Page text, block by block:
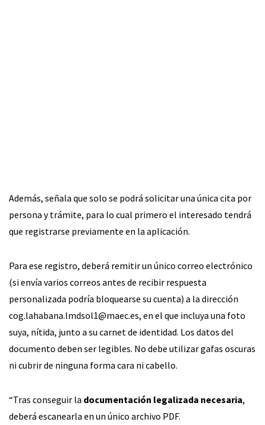
Además, señala que solo se podrá solicitar una única cita por
persona y trámite, para lo cual primero el interesado tendrá
que registrarse previamente en la aplicación.
Para ese registro, deberá remitir un único correo electrónico
(si envía varios correos antes de recibir respuesta
personalizada podría bloquearse su cuenta) a la dirección
cog.lahabana.lmdsol1@maec.es, en el que incluya una foto
suya, nítida, junto a su carnet de identidad. Los datos del
documento deben ser legibles. No debe utilizar gafas oscuras
ni cubrir de ninguna forma cara ni cabello.
“Tras conseguir la documentación legalizada necesaria,
deberá escanearla en un único archivo PDF.